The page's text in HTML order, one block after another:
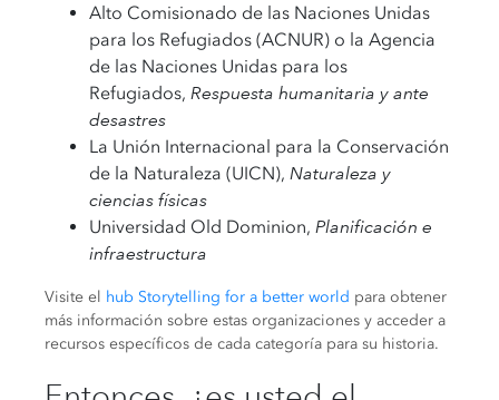
Alto Comisionado de las Naciones Unidas
para los Refugiados (ACNUR) o la Agencia
de las Naciones Unidas para los
Refugiados, Respuesta humanitaria y ante
desastres
La Unión Internacional para la Conservación
de la Naturaleza (UICN), Naturaleza y
ciencias físicas
Universidad Old Dominion, Planificación e
infraestructura
Visite el hub Storytelling for a better world para obtener
más información sobre estas organizaciones y acceder a
recursos específicos de cada categoría para su historia.